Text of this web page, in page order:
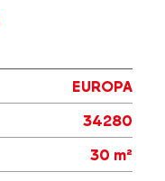
EUROPA
34280
30 m²